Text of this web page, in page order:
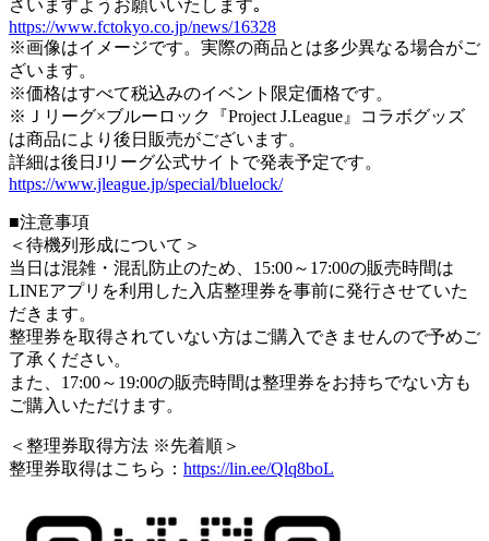
さいますようお願いいたします｡
https://www.fctokyo.co.jp/news/16328
※画像はイメージです。実際の商品とは多少異なる場合がご
ざいます。
※価格はすべて税込みのイベント限定価格です。
※Ｊリーグ×ブルーロック『Project J.League』コラボグッズ
は商品により後日販売がございます。
詳細は後日Jリーグ公式サイトで発表予定です。
https://www.jleague.jp/special/bluelock/
■注意事項
＜待機列形成について＞
当日は混雑・混乱防止のため、15:00～17:00の販売時間は
LINEアプリを利用した入店整理券を事前に発行させていた
だきます。
整理券を取得されていない方はご購入できませんので予めご
了承ください。
また、17:00～19:00の販売時間は整理券をお持ちでない方も
ご購入いただけます。
＜整理券取得方法 ※先着順＞
整理券取得はこちら： https://lin.ee/Qlq8boL